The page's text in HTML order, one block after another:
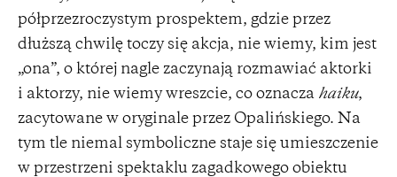
półprzezroczystym prospektem, gdzie przez
dłuższą chwilę toczy się akcja, nie wiemy, kim jest
„ona”, o której nagle zaczynają rozmawiać aktorki
i aktorzy, nie wiemy wreszcie, co oznacza haiku,
zacytowane w oryginale przez Opalińskiego. Na
tym tle niemal symboliczne staje się umieszczenie
w przestrzeni spektaklu zagadkowego obiektu